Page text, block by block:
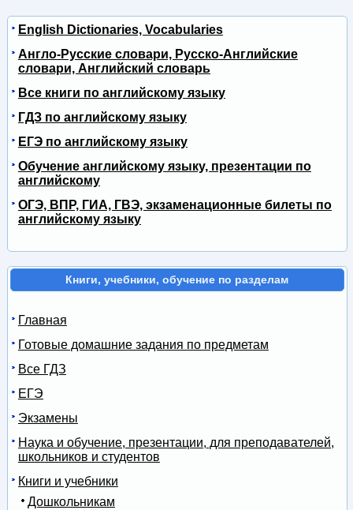
English Dictionaries, Vocabularies
Англо-Русские словари, Русско-Английские
словари, Английский словарь
Все книги по английскому языку
ГДЗ по английскому языку
ЕГЭ по английскому языку
Обучение английскому языку, презентации по
английскому
ОГЭ, ВПР, ГИА, ГВЭ, экзаменационные билеты по
английскому языку
Книги, учебники, обучение по разделам
Главная
Готовые домашние задания по предметам
Все ГДЗ
ЕГЭ
Экзамены
Наука и обучение, презентации, для преподавателей,
школьников и студентов
Книги и учебники
Дошкольникам